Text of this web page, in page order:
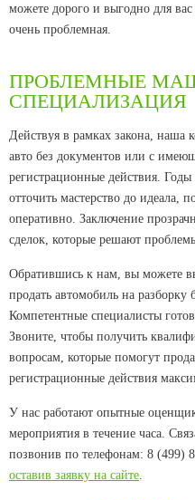
можете дорого и выгодно для
очень проблемная.
ПРОБЛЕМНЫЕ
СПЕЦИАЛИЗАЦИЯ
Действуя в рамках закона, наша
авто без документов или с
регистрационные действия.
отточить мастерство до идеала,
оперативно. Заключение
сделок, которые решают
Обратившись к нам, вы можете
продать автомобиль на разборку
Компетентные специалисты
Звоните, чтобы получить
вопросам, которые помогут
регистрационные действия
У нас работают опытные
мероприятия в течение часа.
позвонив по телефонам: 8 (499)
оставив заявку на сайте